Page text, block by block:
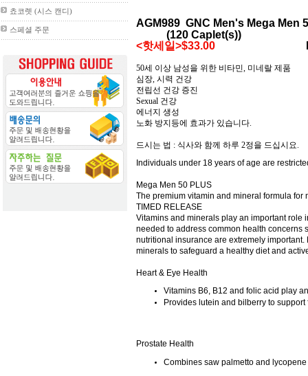
쵸코렛 (시스 캔디)
스페셜 주문
AGM989 GNC Men's Mega Men
(120 Caplet(s))
<핫세일>$33.00
50세 이상 남성을 위한 비타민 미네랄 제품
심장 시력 건강
전립선 건강 증진
Sexual 건강
에너지 생성
노화 방지등에 효과가 있습니다
드시는 법 : 식사와 함께 하루 2정을 드십시요
Individuals under 18 years of age are
Mega Men 50 PLUS
The premium vitamin and mineral formula for
TIMED RELEASE
Vitamins and minerals play an important role
needed to address common health concerns
nutritional insurance are extremely
minerals to safeguard a healthy diet and
Heart & Eye Health
Vitamins B6, B12 and folic acid play
Provides lutein and bilberry to support
Prostate Health
Combines saw palmetto and